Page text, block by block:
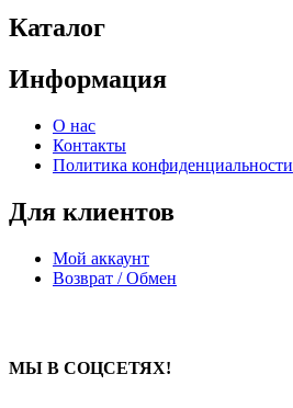
Каталог
Информация
О нас
Контакты
Политика конфиденциальности
Для клиентов
Мой аккаунт
Возврат / Обмен
МЫ В СОЦСЕТЯХ!